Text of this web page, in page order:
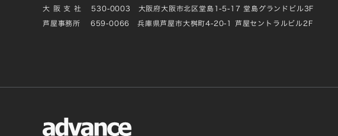
大 阪 支 社 530-0003 大阪府大阪市北区堂島1-5-17 堂島グランドビル3F
芦屋事務所 659-0066 兵庫県芦屋市大桝町4-20-1 芦屋セントラルビル2F